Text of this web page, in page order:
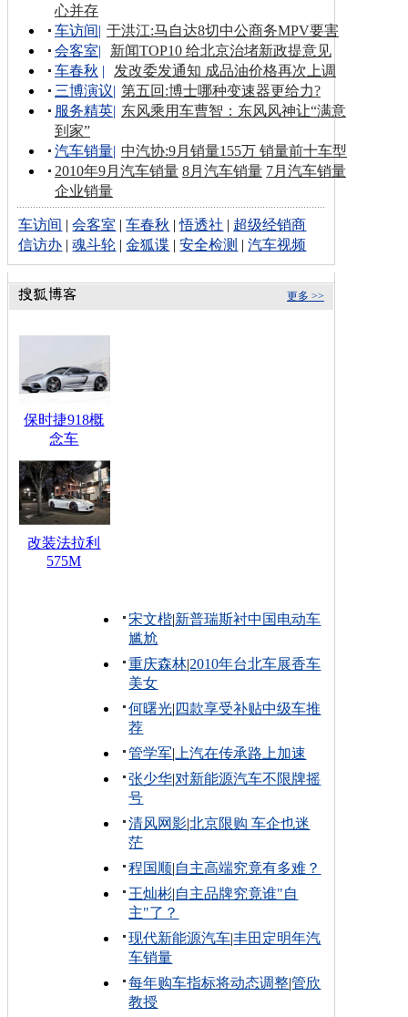
心并存
车访间| 于洪江:马自达8切中公商务MPV要害
会客室|
新闻TOP10 给北京治堵新政提意见
车春秋 |
发改委发通知 成品油价格再次上调
三博演议| 第五回:博士哪种变速器更给力?
服务精英| 东风乘用车曹智：东风风神让“满意
到家”
汽车销量| 中汽协:9月销量155万 销量前十车型
2010年9月汽车销量 8月汽车销量 7月汽车销量
企业销量
车访间 |会客室 |车春秋 |悟透社 | 超级经销商
信访办 |魂斗轮 |金狐谍 |安全检测 |汽车视频
更多 >>
保时捷918概
念车
改装法拉利
575M
宋文楷|新普瑞斯衬中国电动车
尴尬
重庆森林|2010年台北车展香车
美女
何曙光| 四款享受补贴中级车推
荐
管学军| 上汽在传承路上加速
张少华|对新能源汽车不限牌摇
号
清风网影|北京限购 车企也迷
茫
程国顺|自主高端究竟有多难？
王灿彬|自主品牌究竟谁"自
主"了？
现代新能源汽车|丰田定明年汽
车销量
每年购车指标将动态调整|管欣
教授